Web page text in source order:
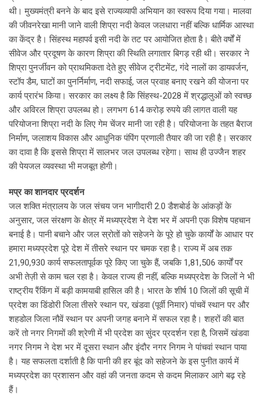
थी। मुख्यमंत्री बनने के बाद इसे राज्यव्यापी अभियान का स्वरूप दिया गया। मालवा
की जीवनरेखा मानी जाने वाली शिप्रा नदी केवल जलधारा नहीं बल्कि धार्मिक आस्था
का केंद्र है। सिंहस्थ महापर्व इसी नदी के तट पर आयोजित होता है। बीते वर्षों में
सीवेज और प्रदूषण के कारण शिप्रा की स्थिति लगातार बिगड़ रही थी। सरकार ने
शिप्रा पुनर्जीवन को प्राथमिकता देते हुए सीवेज ट्रीटमेंट, गंदे नालों का डायवर्जन,
स्टॉप डैम, घाटों का पुनर्निर्माण, नदी सफाई, जल प्रवाह बनाए रखने की योजना पर
कार्य प्रारंभ किया। सरकार का लक्ष्य है कि सिंहस्थ-2028 में श्रद्धालुओं को स्वच्छ
और अविरल शिप्रा उपलब्ध हो। लगभग 614 करोड़ रुपये की लागत वाली यह
परियोजना शिप्रा नदी के लिए गेम चेंजर मानी जा रही है। परियोजना के तहत बैराज
निर्माण, जलाशय विकास और आधुनिक पंपिंग प्रणाली तैयार की जा रही है। सरकार
का दावा है कि इससे शिप्रा में सालभर जल उपलब्ध रहेगा। साथ ही उज्जैन शहर
की पेयजल व्यवस्था भी मजबूत होगी।
मप्र का शानदार प्रदर्शन
जल शक्ति मंत्रालय के जल संचय जन भागीदारी 2.0 डैशबोर्ड के आंकड़ों के
अनुसार, जल संरक्षण के क्षेत्र में मध्यप्रदेश ने देश भर में अपनी एक विशेष पहचान
बनाई है। पानी बचाने और जल स्रोतों को सहेजने के पूरे हो चुके कार्यों के आधार पर
हमारा मध्यप्रदेश पूरे देश में तीसरे स्थान पर चमक रहा है। राज्य में अब तक
21,90,930 कार्य सफलतापूर्वक पूरे किए जा चुके हैं, जबकि 1,81,506 कार्यों पर
अभी तेज़ी से काम चल रहा है। केवल राज्य ही नहीं, बल्कि मध्यप्रदेश के जिलों ने भी
राष्ट्रीय रैंकिंग में बड़ी कामयाबी हासिल की है। भारत के शीर्ष 10 जिलों की सूची में
प्रदेश का डिंडोरी जिला तीसरे स्थान पर, खंडवा (पूर्वी निमार) पांचवें स्थान पर और
शहडोल जिला नौवें स्थान पर अपनी जगह बनाने में सफल रहा है। शहरों की बात
करें तो नगर निगमों की श्रेणी में भी प्रदेश का सुंदर प्रदर्शन रहा है, जिसमें खंडवा
नगर निगम ने देश भर में दूसरा स्थान और इंदौर नगर निगम ने पांचवां स्थान पाया
है। यह सफलता दर्शाती है कि पानी की हर बूंद को सहेजने के इस पुनीत कार्य में
मध्यप्रदेश का प्रशासन और वहां की जनता कदम से कदम मिलाकर आगे बढ़ रहे
हैं।